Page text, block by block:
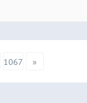
1067 »